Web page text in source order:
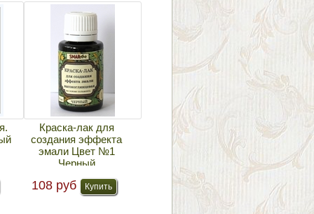
Краска-лак для
создания эффекта
эмали Цвет №1
Черный
108 руб